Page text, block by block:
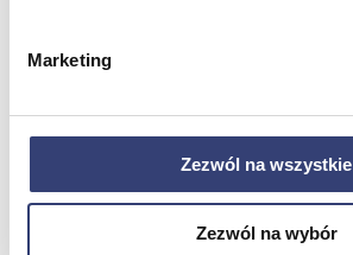
Marketing
Zezwól na wszystkie
Zezwól na wybór
Asortyment drobny
Profilaktyka i diagnostyka